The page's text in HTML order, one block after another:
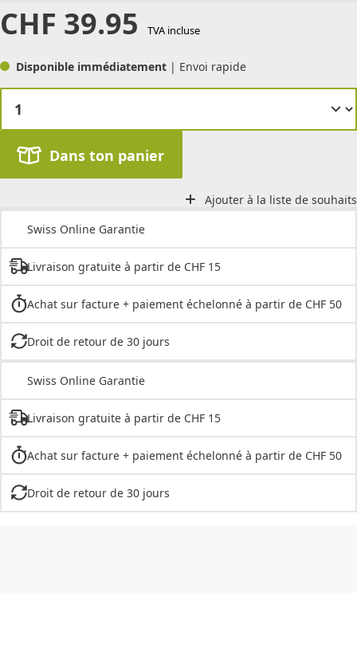
CHF 39.95 TVA incluse
Disponible immédiatement | Envoi rapide
Dans ton panier
Ajouter à la liste de souhaits
Swiss Online Garantie
Livraison gratuite à partir de CHF 15
Achat sur facture + paiement échelonné à partir de CHF 50
Droit de retour de 30 jours
Swiss Online Garantie
Livraison gratuite à partir de CHF 15
Achat sur facture + paiement échelonné à partir de CHF 50
Droit de retour de 30 jours